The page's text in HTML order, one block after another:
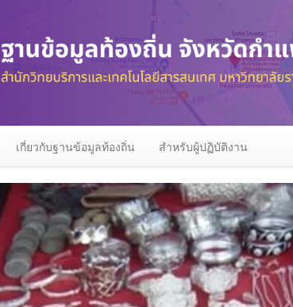
เกี่ยวกับฐานข้อมูลท้องถิ่น สำหรับผู้ปฏิบัติงาน